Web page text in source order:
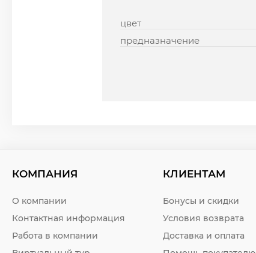
цвет
предназначение
КОМПАНИЯ
О компании
Контактная информация
Работа в компании
КЛИЕНТАМ
Бонусы и скидки
Условия возврата
Доставка и оплата